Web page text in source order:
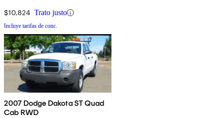
$10,824 Trato justo
Incluye tarifas de conc.
2007 Dodge Dakota ST Quad
Cab RWD